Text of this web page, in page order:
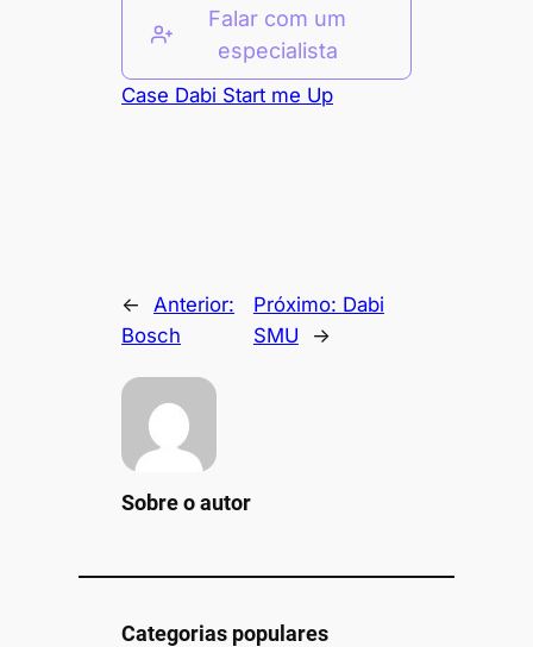
Falar com um
especialista
Case Dabi Start me Up
←
Anterior:
Bosch
Próximo: Dabi
SMU
→
Sobre o autor
Categorias populares